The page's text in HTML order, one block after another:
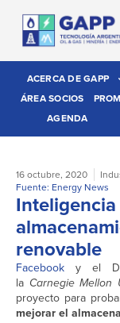
ACERCA DE GAPP
ÁREA SOCIOS
AGENDA
16 octubre, 2020
Fuente: Energy News
renovable
Facebook y el
la Carnegie Mellon
proyecto para
mejorar el